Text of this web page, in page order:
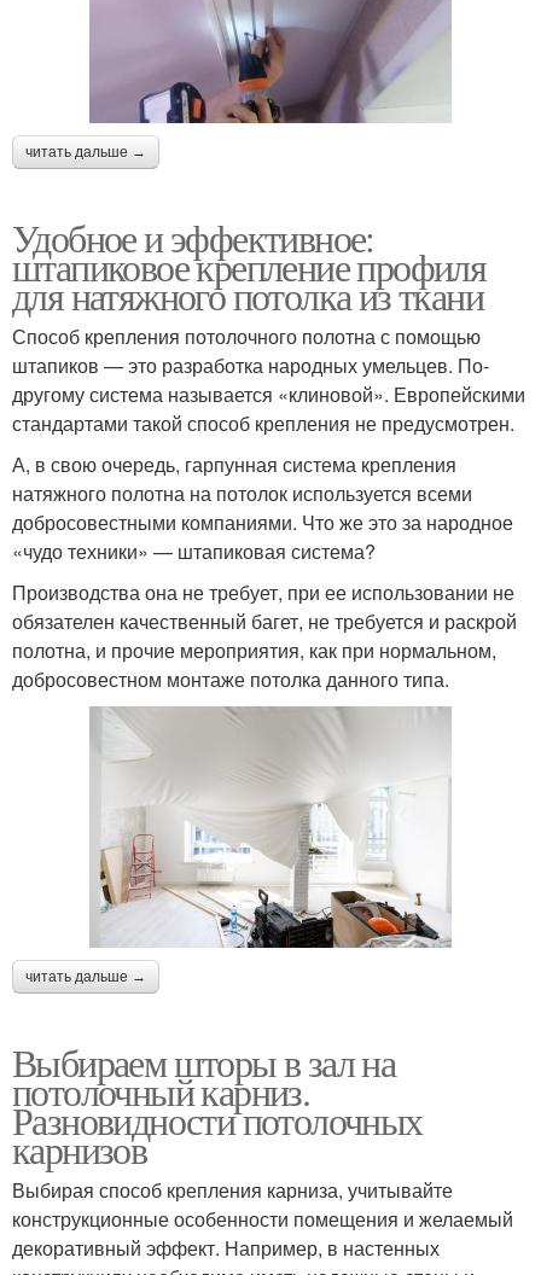
читать дальше →
Удобное и эффективное:
штапиковое крепление профиля
для натяжного потолка из ткани
Способ крепления потолочного полотна с помощью
штапиков — это разработка народных умельцев. По-
другому система называется «клиновой». Европейскими
стандартами такой способ крепления не предусмотрен.
А, в свою очередь, гарпунная система крепления
натяжного полотна на потолок используется всеми
добросовестными компаниями. Что же это за народное
«чудо техники» — штапиковая система?
Производства она не требует, при ее использовании не
обязателен качественный багет, не требуется и раскрой
полотна, и прочие мероприятия, как при нормальном,
добросовестном монтаже потолка данного типа.
читать дальше →
Выбираем шторы в зал на
потолочный карниз.
Разновидности потолочных
карнизов
Выбирая способ крепления карниза, учитывайте
конструкционные особенности помещения и желаемый
декоративный эффект. Например, в настенных